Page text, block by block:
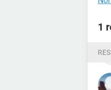
1